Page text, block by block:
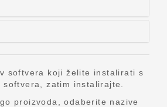
softvera koji želite instalirati s
zatim instalirajte.
proizvoda, odaberite nazive